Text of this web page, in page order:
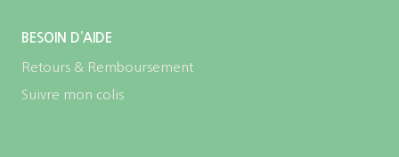
BESOIN D’AIDE
Retours & Remboursement
Suivre mon colis